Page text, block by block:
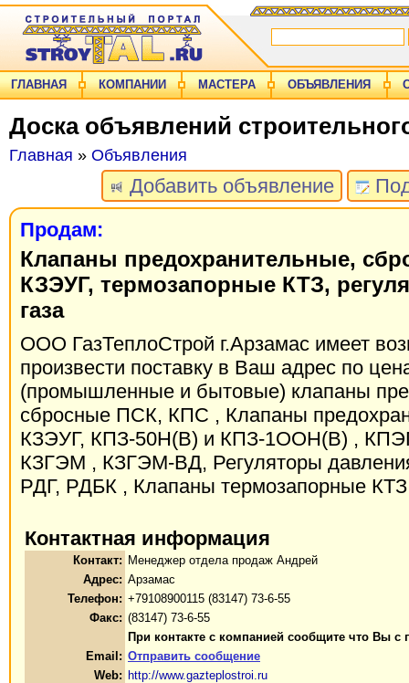
ГЛАВНАЯ КОМПАНИИ МАСТЕРА ОБЪЯВЛЕНИЯ
Доска объявлений
Главная » Объявления
Добавить объявление
Продам:
Клапаны предохранительные,
КЗЭУГ, термозапорные КТЗ,
газа
ООО ГазТеплоСтрой г.Арзамас имеет
произвести поставку в Ваш адрес по
(промышленные и бытовые) клапаны
сбросные ПСК, КПС , Клапаны
КЗЭУГ, КПЗ-50H(В) и КПЗ-1ООН(В) ,
КЗГЭМ , КЗГЭМ-ВД, Регуляторы
РДГ, РДБК , Клапаны термозапорные
Контактная информация
Контакт: Менеджер отдела продаж Андрей
Адрес: Арзамас
Телефон: +79108900115 (83147) 73-6-55
Факс: (83147) 73-6-55
При контакте с компанией сообщите что Вы с
Email: Отправить сообщение
Web: http://www.gazteplostroi.ru